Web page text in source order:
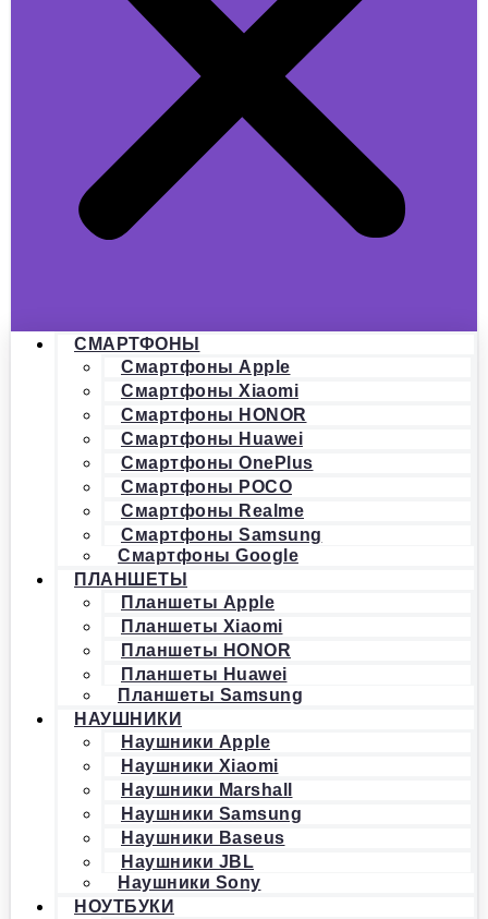
СМАРТФОНЫ
Смартфоны Apple
Смартфоны Xiaomi
Смартфоны HONOR
Смартфоны Huawei
Смартфоны OnePlus
Смартфоны POCO
Смартфоны Realme
Смартфоны Samsung
Смартфоны Google
ПЛАНШЕТЫ
Планшеты Apple
Планшеты Xiaomi
Планшеты HONOR
Планшеты Huawei
Планшеты Samsung
НАУШНИКИ
Наушники Apple
Наушники Xiaomi
Наушники Marshall
Наушники Samsung
Наушники Baseus
Наушники JBL
Наушники Sony
НОУТБУКИ